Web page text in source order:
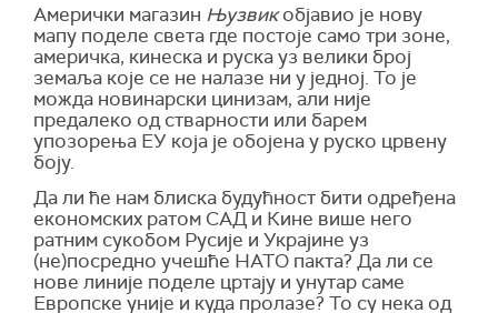
Амерички магазин Њузвикобјавио је нову
мапу поделе света где постоје само три зоне,
америчка, кинеска и руска уз велики број
земаља које се не налазе ни у једној. То је
можда новинарски цинизам, али није
предалеко од стварности или барем
упозорења ЕУ која је обојена у руско црвену
боју.
Да ли ће нам блиска будућност бити одређена
економских ратом САД и Кине више него
ратним сукобом Русије и Украјине уз
(не)посредно учешће НАТО пакта? Да ли се
нове линије поделе цртају и унутар саме
Европске уније и куда пролазе? То су нека од